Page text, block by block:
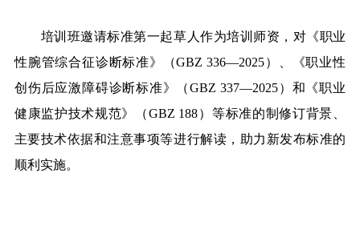
培训班邀请标准第一起草人作为培训师资，对《职业
性腕管综合征诊断标准》（GBZ 336—2025）、《职业性
创伤后应激障碍诊断标准》（GBZ 337—2025）和《职业
健康监护技术规范》（GBZ 188）等标准的制修订背景、
主要技术依据和注意事项等进行解读，助力新发布标准的
顺利实施。